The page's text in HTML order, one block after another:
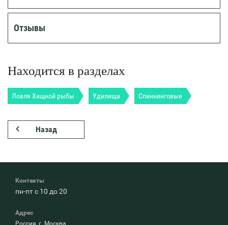
Отзывы
Находится в разделах
Ловля Хищной рыбы Удилища Спиннинговые
Назад
Контакты
пн-пт с 10 до 20
Адрес
Россия, г. Москва